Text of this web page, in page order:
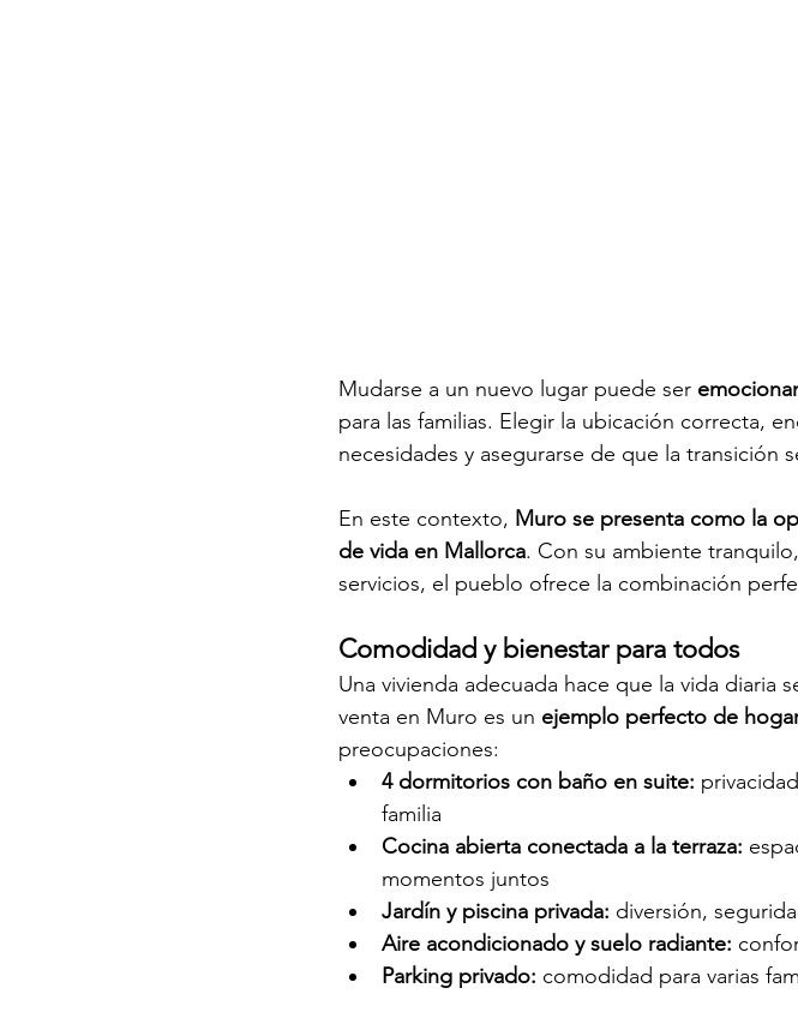
Mudarse a un nuevo lugar puede ser
para las familias. Elegir la ubicación correcta,
necesidades y asegurarse de que la transición
En este contexto, Muro se presenta como la
de vida en Mallorca. Con su ambiente
servicios, el pueblo ofrece la combinación
Comodidad y bienestar para todos
Una vivienda adecuada hace que la vida diaria
venta en Muro es un ejemplo perfecto de
preocupaciones:
4 dormitorios con baño en suite:
familia
Cocina abierta conectada a la terraza:
momentos juntos
Jardín y piscina privada: diversión,
Aire acondicionado y suelo radiante:
Parking privado: comodidad para varias